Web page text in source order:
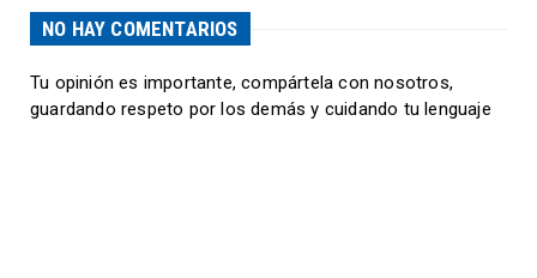
NO HAY COMENTARIOS
Tu opinión es importante, compártela con nosotros,
guardando respeto por los demás y cuidando tu lenguaje